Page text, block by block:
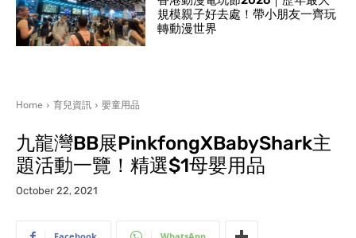
規模親子好去處！帶小朋友一齊玩
轉動漫世界